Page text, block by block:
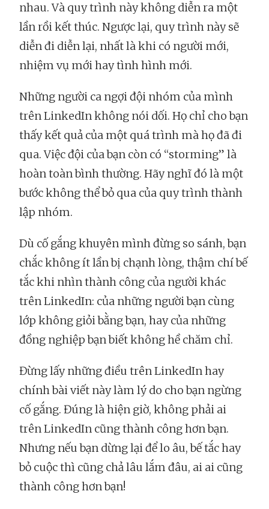
nhau. Và quy trình này không diễn ra một
lần rồi kết thúc. Ngược lại, quy trình này sẽ
diễn đi diễn lại, nhất là khi có người mới,
nhiệm vụ mới hay tình hình mới.
Những người ca ngợi đội nhóm của mình
trên LinkedIn không nói dối. Họ chỉ cho bạn
thấy kết quả của một quá trình mà họ đã đi
qua. Việc đội của bạn còn có “storming” là
hoàn toàn bình thường. Hãy nghĩ đó là một
bước không thể bỏ qua của quy trình thành
lập nhóm.
Dù cố gắng khuyên mình đừng so sánh, bạn
chắc không ít lần bị chạnh lòng, thậm chí bế
tắc khi nhìn thành công của người khác
trên LinkedIn: của những người bạn cùng
lớp không giỏi bằng bạn, hay của những
đồng nghiệp bạn biết không hề chăm chỉ.
Đừng lấy những điều trên LinkedIn hay
chính bài viết này làm lý do cho bạn ngừng
cố gắng. Đúng là hiện giờ, không phải ai
trên LinkedIn cũng thành công hơn bạn.
Nhưng nếu bạn dừng lại để lo âu, bế tắc hay
bỏ cuộc thì cũng chả lâu lắm đâu, ai ai cũng
thành công hơn bạn!